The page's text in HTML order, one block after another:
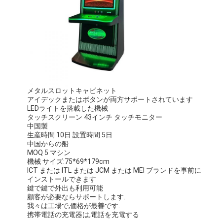
メタルスロットキャビネット
アイデックまたはボタンが両方サポートされています
LEDライトを搭載した機械
タッチスクリーン 43インチ タッチモニター
中国製
生産時間 10日 設置時間 5日
中国からの船
MOQ 5 マシン
機械 サイズ:75*69*179cm
ICT または ITL または JCM または MEI ブランドを事前に
インストールできます
鍵で鍵で外出も利用可能
顧客が必要ならサポートします.
我々は工場で,価格が最善です.
携帯電話の充電器は,電話を充電する